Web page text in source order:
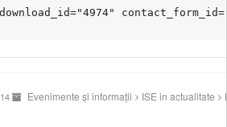
Evenimente și informații ISE in actualitate